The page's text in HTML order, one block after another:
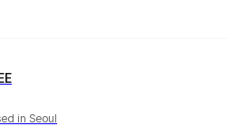
in Seoul